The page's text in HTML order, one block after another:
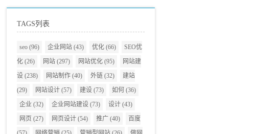
TAGS列表
seo (96) 企业网站 (43) 优化 (66)
SEO优
化 (26) 网站 (297) 网站优化 (95)
网站建
设 (238) 网站制作 (40) 外链 (32)
建站
(29)
网站设计 (57) 建设 (73) 如何 (36)
企业 (32) 企业网站建设 (73) 设计 (43)
网页 (27) 网页设计 (54) 推广 (40)
百度